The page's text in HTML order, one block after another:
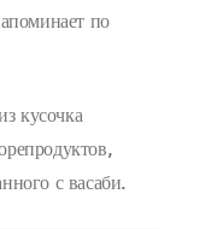
по
кусочка
с васаби.